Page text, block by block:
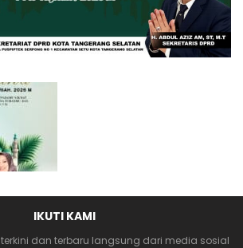
IKUTI KAMI
dan terbaru langsung dari media sosial